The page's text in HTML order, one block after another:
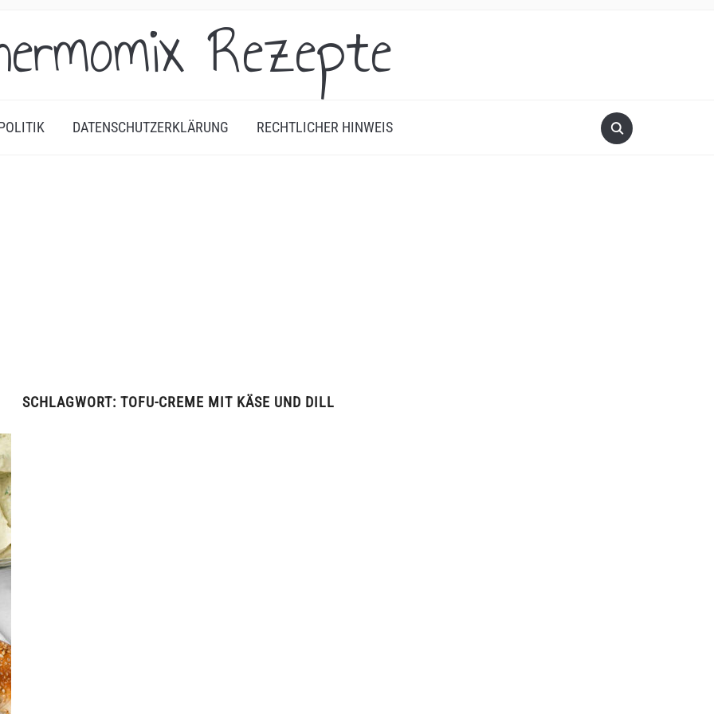
Rezepte
DATENSCHUTZERKLÄRUNG RECHTLICHER HINWEIS
SCHLAGWORT: TOFU-CREME MIT KÄSE UND DILL